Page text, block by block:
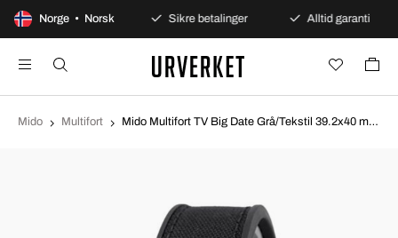
Norge • Norsk
dagers åpent kjøp Sikre betalinger Alltid garanti
Mido Multifort Mido Multifort TV Big Date Grå/Tekstil 39.2x40 mm M049.526.17.081.01